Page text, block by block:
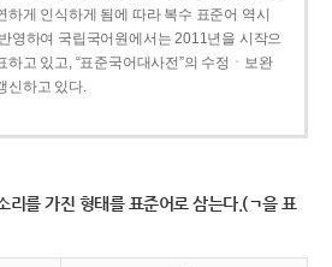
하게 인식하게 됨에 따라 복수 표준어 역시
영하여 국립국어원에서는 2011년을 시작으
하고 있고, “표준국어대사전”의 수정ㆍ보완
신하고 있다.
리를 가진 형태를 표준어로 삼는다.(ㄱ을 표